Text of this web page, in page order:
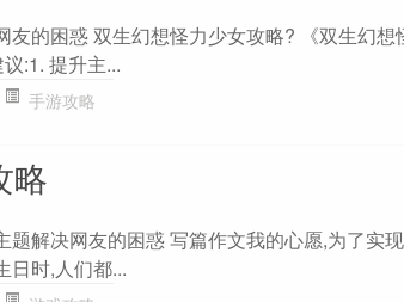
友的困惑 双生幻想怪力少女攻略? 《双生幻
:1. 提升主...
手游攻略
略
题解决网友的困惑 写篇作文我的心愿,为了实
日时,人们都...